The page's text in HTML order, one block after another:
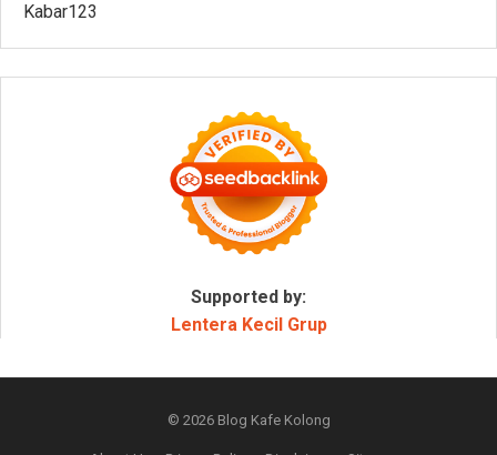
Kabar123
Supported by:
Lentera Kecil Grup
© 2026 Blog Kafe Kolong